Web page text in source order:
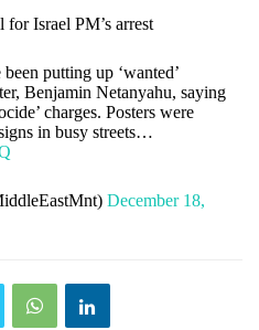
for Israel PM’s arrest
putting up ‘wanted’
Benjamin Netanyahu, saying
charges. Posters were
in busy streets…
December 18,